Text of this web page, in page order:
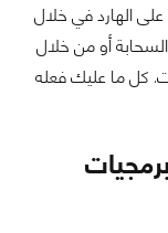
الهارد في خلال
أو من خلال
كل ما عليك فعله